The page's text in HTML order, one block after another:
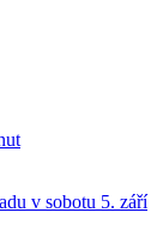
v sobotu 5. září